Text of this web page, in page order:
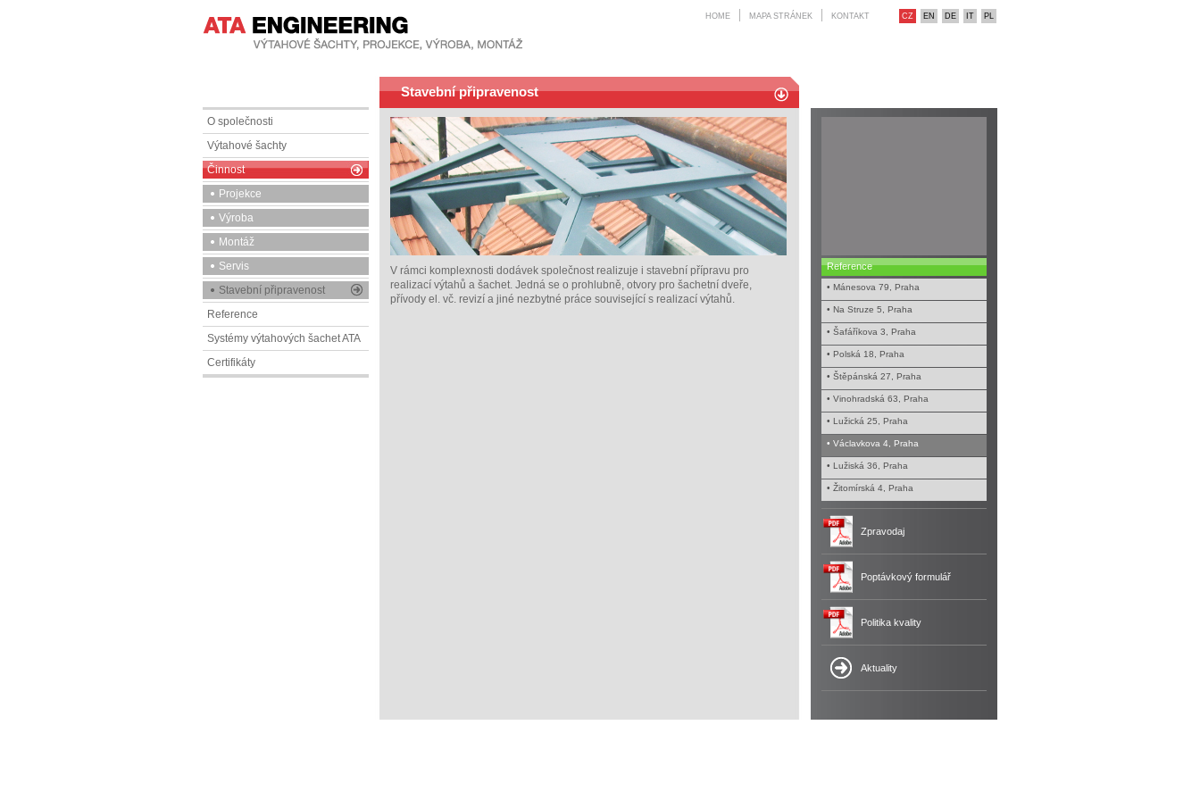
CZ EN DE IT PL
HOME MAPA STRÁNEK KONTAKT
O společnosti
Výtahové šachty
Činnost
Projekce
Výroba
Montáž
Servis
Stavební připravenost
Reference
Systémy výtahových šachet ATA
Certifikáty
Stavební připravenost
V rámci komplexnosti dodávek společnost realizuje i stavební přípravu pro
realizací výtahů a šachet. Jedná se o prohlubně, otvory pro šachetní dveře,
přívody el. vč. revizí a jiné nezbytné práce související s realizací výtahů.
Reference
• Mánesova 79, Praha
• Na Struze 5, Praha
• Šafáříkova 3, Praha
• Polská 18, Praha
• Štěpánská 27, Praha
• Vinohradská 63, Praha
• Lužická 25, Praha
• Václavkova 4, Praha
• Lužiská 36, Praha
• Žitomírská 4, Praha
Zpravodaj
Poptávkový formulář
Politika kvality
Aktuality